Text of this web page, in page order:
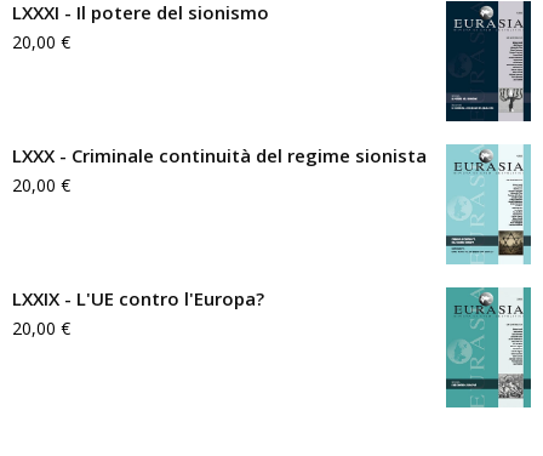
LXXXI - Il potere del sionismo
20,00 €
LXXX - Criminale continuità del regime sionista
20,00 €
LXXIX - L'UE contro l'Europa?
20,00 €